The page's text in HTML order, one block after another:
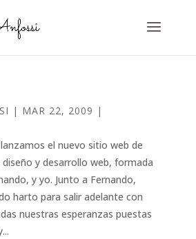
| MAR 22, 2009 |
el nuevo sitio web de
diseño y desarrollo web, formada
y yo. Junto a Fernando,
harto para salir adelante con
nuestras esperanzas puestas